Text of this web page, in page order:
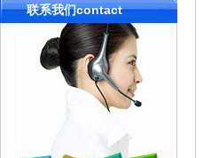
联系我们contact